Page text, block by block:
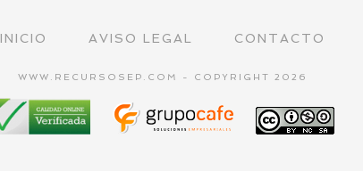
INICIO AVISO LEGAL CONTACTO
WWW.RECURSOSEP.COM - COPYRIGHT 2026